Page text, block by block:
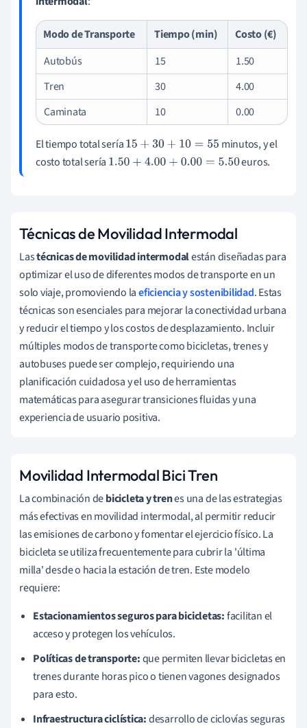
Modo de Transporte Tiempo (min)
Costo (€)
Autobús
15
1.50
Tren
30
4.00
Caminata
10 0.00
El tiempo total sería15+30 +10=55
minutos, y el
costo total sería 1.50+ 4.00+0.00= 5.50 euros.
Técnicas de Movilidad Intermodal
Lastécnicas de movilidad intermodalestán diseñadas para
optimizar el uso de diferentes modos de transporte en un
solo viaje, promoviendo laeficiencia y sostenibilidad. Estas
técnicas son esenciales para mejorar la conectividad urbana
y reducir el tiempo y los costos de desplazamiento. Incluir
múltiples modos de transporte como bicicletas, trenes y
autobuses puede ser complejo, requiriendo una
planificación cuidadosa y el uso de herramientas
matemáticas para asegurar transiciones fluidas y una
experiencia de usuario positiva.
Movilidad Intermodal Bici Tren
La combinación debicicleta y trenes una de las estrategias
más efectivas en movilidad intermodal, al permitir reducir
las emisiones de carbono y fomentar el ejercicio físico. La
bicicleta se utiliza frecuentemente para cubrir la 'última
milla' desde o hacia la estación de tren. Este modelo
requiere:
Estacionamientos seguros para bicicletas:facilitan el
acceso y protegen los vehículos.
Políticas de transporte:que permiten llevar bicicletas en
trenes durante horas pico o tienen vagones designados
para esto.
Infraestructura ciclística:desarrollo de ciclovías seguras